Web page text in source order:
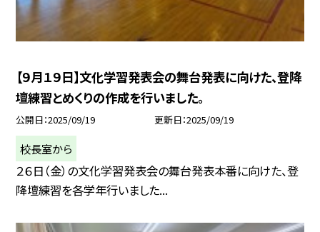
【９月１９日】文化学習発表会の舞台発表に向けた、登降
壇練習とめくりの作成を行いました。
公開日 2025/09/19 更新日 2025/09/19
校長室から
２６日（金）の文化学習発表会の舞台発表本番に向けた、登
降壇練習を各学年行いました...